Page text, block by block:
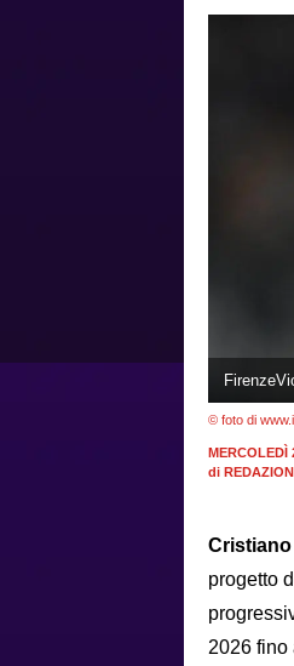
© foto di
MERCOLEDÌ
di
progetto
2026 fino